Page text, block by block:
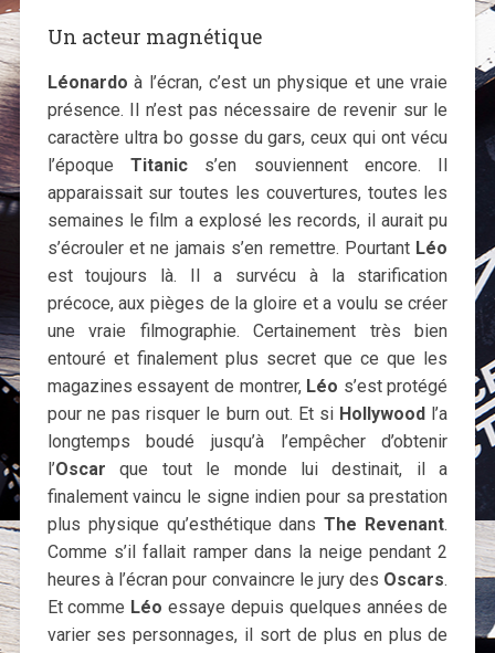
Un acteur magnétique
Léonardo à l’écran, c’est un physique et une vraie
présence. Il n’est pas nécessaire de revenir sur le
caractère ultra bo gosse du gars, ceux qui ont vécu
l’époque Titanics’en souviennent encore. Il
apparaissait sur toutes les couvertures, toutes les
semaines le film a explosé les records, il aurait pu
s’écrouler et ne jamais s’en remettre. Pourtant Léo
est toujours là. Il a survécu à la starification
précoce, aux pièges de la gloire et a voulu se créer
une vraie filmographie. Certainement très bien
entouré et finalement plus secret que ce que les
magazines essayent de montrer, Léo s’est protégé
pour ne pas risquer le burn out. Et si Hollywood l’a
longtemps boudé jusqu’à l’empêcher d’obtenir
l’Oscar que tout le monde lui destinait, il a
finalement vaincu le signe indien pour sa prestation
plus physique qu’esthétique dansThe Revenant.
Comme s’il fallait ramper dans la neige pendant 2
heures à l’écran pour convaincre le jury des Oscars.
Et comme Léo essaye depuis quelques années de
varier ses personnages, il sort de plus en plus de